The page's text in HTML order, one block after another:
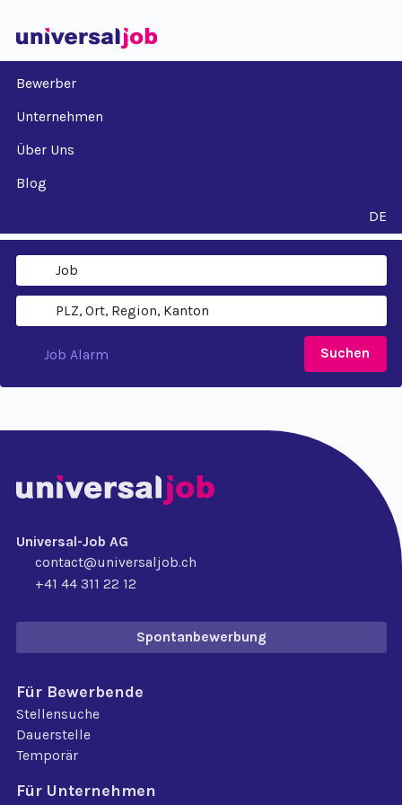
Bewerber
Unternehmen
Über Uns
Blog
DE
Suchen
Job Alarm
Universal-Job AG
contact@universaljob.ch
+41 44 311 22 12
Spontanbewerbung
Für Bewerbende
Stellensuche
Dauerstelle
Temporär
Für Unternehmen